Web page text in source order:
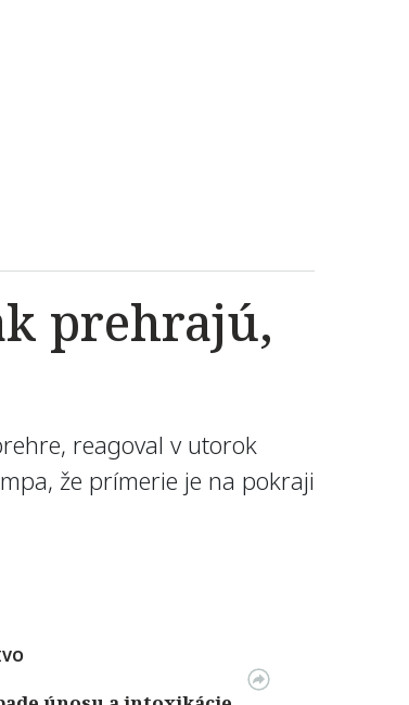
prehrajú,
reagoval v utorok
že prímerie je na pokraji